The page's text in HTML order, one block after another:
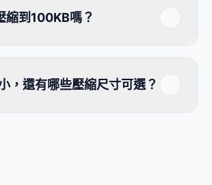
縮到100KB嗎？
，還有哪些壓縮尺寸可選？